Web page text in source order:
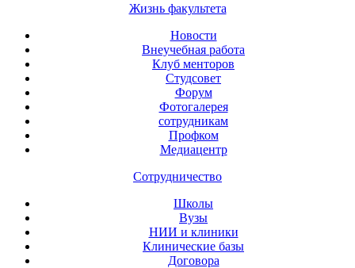
Жизнь факультета
Новости
Внеучебная работа
Клуб менторов
Студсовет
Форум
Фотогалерея
сотрудникам
Профком
Медиацентр
Сотрудничество
Школы
Вузы
НИИ и клиники
Клинические базы
Договора